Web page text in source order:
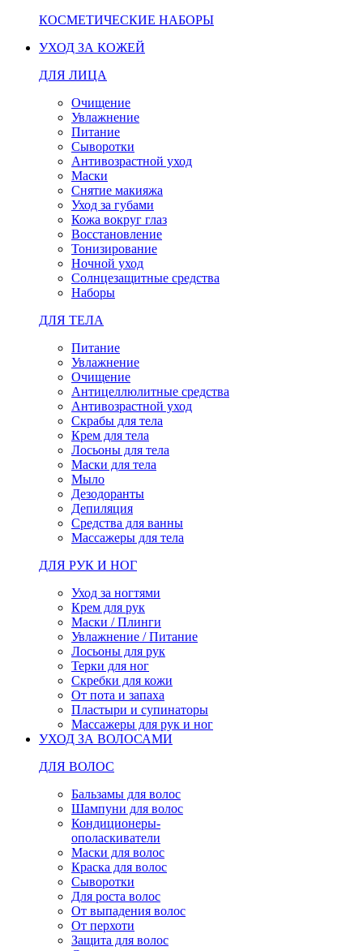
КОСМЕТИЧЕСКИЕ НАБОРЫ
УХОД ЗА КОЖЕЙ
ДЛЯ ЛИЦА
Очищение
Увлажнение
Питание
Сыворотки
Антивозрастной уход
Маски
Снятие макияжа
Уход за губами
Кожа вокруг глаз
Восстановление
Тонизирование
Ночной уход
Солнцезащитные средства
Наборы
ДЛЯ ТЕЛА
Питание
Увлажнение
Очищение
Антицеллюлитные средства
Антивозрастной уход
Скрабы для тела
Крем для тела
Лосьоны для тела
Маски для тела
Мыло
Дезодоранты
Депиляция
Средства для ванны
Массажеры для тела
ДЛЯ РУК И НОГ
Уход за ногтями
Крем для рук
Маски / Плинги
Увлажнение / Питание
Лосьоны для рук
Терки для ног
Скребки для кожи
От пота и запаха
Пластыри и супинаторы
Массажеры для рук и ног
УХОД ЗА ВОЛОСАМИ
ДЛЯ ВОЛОС
Бальзамы для волос
Шампуни для волос
Кондиционеры-
ополаскиватели
Маски для волос
Краска для волос
Сыворотки
Для роста волос
От выпадения волос
От перхоти
Защита для волос